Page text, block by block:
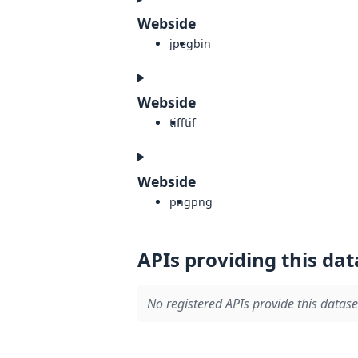
Webside
jpegbin
Webside
tifftif
Webside
pngpng
APIs providing this
No registered APIs provide this